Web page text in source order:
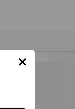
×